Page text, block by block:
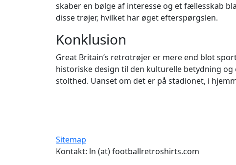
skaber en bølge af interesse og et fællesskab
disse trøjer, hvilket har øget efterspørgslen.
Konklusion
Great Britain’s retrotrøjer er mere end blot
historiske design til den kulturelle betydning
stolthed. Uanset om det er på stadionet, i
Sitemap
Kontakt: ln (at) footballretroshirts.com